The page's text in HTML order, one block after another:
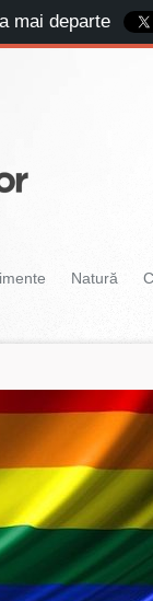
Natură
mai departe